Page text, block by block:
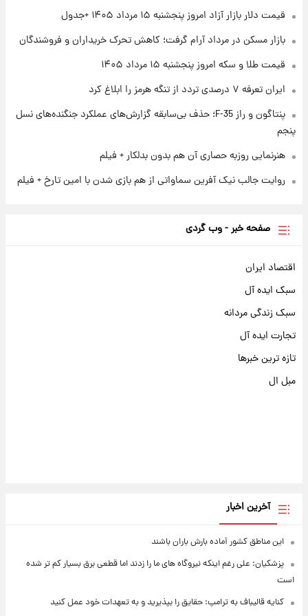
۱ روز پیش
نام خودرو، مبلغ پیش پرداخت و زمان تحویل |
سود مشارکت چند درصد است؟
قیمت دلار بازار آزاد امروز پنجشنبه ۱۵ مرداد ۱۴۰۵ +جدول
بازار مسکن در مرداد آرام گرفت؛ کاهش تحرک خریداران و فروشندگان
قیمت طلا و سکه امروز پنجشنبه ۱۵ مرداد ۱۴۰۵
ایران تعرفه ۷ درصدی تردد از تنگه هرمز را ابلاغ کرد
پنتاگون و راز F-35؛ حذف بی‌سابقه گزارش‌های عملکرد جنگنده‌های نسل
پنجم
هنرنمایی روزبه حصاری آن هم بدون بدلکار + فیلم
روایت جالب نیک آفرین سماواتی از هم بازی شدن با امین تارخ + فیلم
صفحه خبر - وب گردی
اقتصاد ایران
سبک ایده آل
سبک زندگی مردانه
تجارت ایده آل
تازه ترین خبرها
مبل ال
آخرین اخبار
این مناطق کشور آماده بارش باران باشند
پزشکیان: علی رغم اینکه نیروگاه های ما را زدند اما قطعی برق بسیار کم تر شده
است
کنایه قالیباف به ترامپ: حقایق را بپذیرید و به تعهدات خود عمل کنید